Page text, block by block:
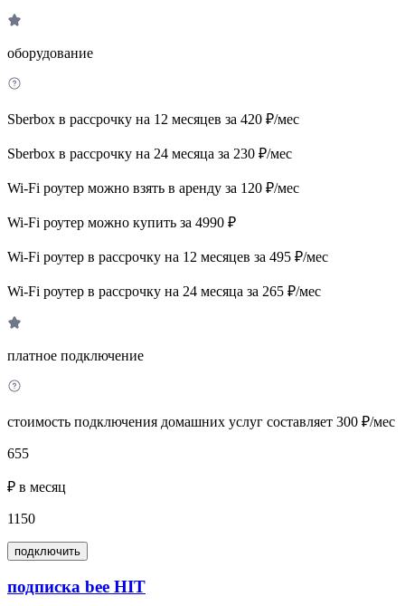
оборудование
Sberbox в рассрочку на 12 месяцев за 420 ₽/мес
Sberbox в рассрочку на 24 месяца за 230 ₽/мес
Wi-Fi роутер можно взять в аренду за 120 ₽/мес
Wi-Fi роутер можно купить за 4990 ₽
Wi-Fi роутер в рассрочку на 12 месяцев за 495 ₽/мес
Wi-Fi роутер в рассрочку на 24 месяца за 265 ₽/мес
платное подключение
стоимость подключения домашних услуг составляет 300 ₽/мес
655
₽ в месяц
1150
подключить
подписка bee HIT